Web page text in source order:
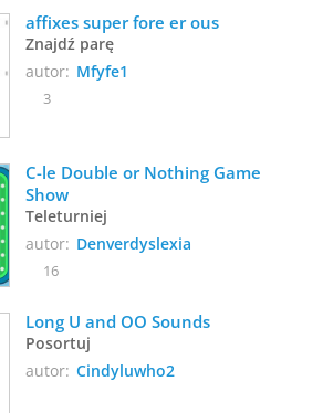
affixes super fore er ous
Znajdź parę
autor: Mfyfe1
3
C-le Double or Nothing Game
Show
Teleturniej
autor: Denverdyslexia
16
Long U and OO Sounds
Posortuj
autor: Cindyluwho2